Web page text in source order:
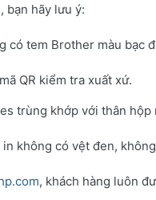
bạn hãy lưu ý:
có tem Brother màu bạc
QR kiểm tra xuất xứ.
trùng khớp với thân hộp
không có vệt đen,
, khách hàng luôn